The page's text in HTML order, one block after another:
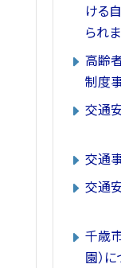
ける
られ
高齢
制度
交通
交通
交通
千歳
園）